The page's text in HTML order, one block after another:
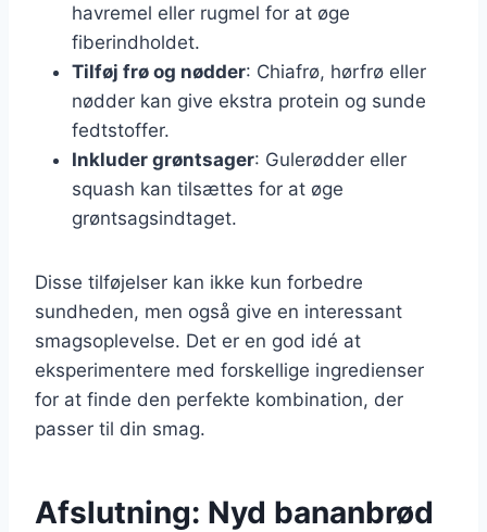
havremel eller rugmel for at øge
fiberindholdet.
Tilføj frø og nødder: Chiafrø, hørfrø eller
nødder kan give ekstra protein og sunde
fedtstoffer.
Inkluder grøntsager: Gulerødder eller
squash kan tilsættes for at øge
grøntsagsindtaget.
Disse tilføjelser kan ikke kun forbedre
sundheden, men også give en interessant
smagsoplevelse. Det er en god idé at
eksperimentere med forskellige ingredienser
for at finde den perfekte kombination, der
passer til din smag.
Afslutning: Nyd bananbrød